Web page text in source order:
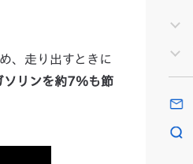
、走り出すときに
ソリンを約7％も節